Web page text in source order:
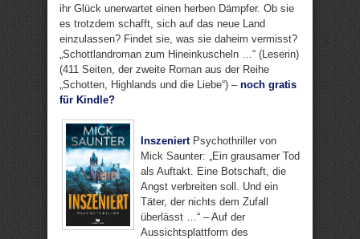
ihr Glück unerwartet einen herben Dämpfer. Ob sie
es trotzdem schafft, sich auf das neue Land
einzulassen? Findet sie, was sie daheim vermisst?
„Schottlandroman zum Hineinkuscheln …“ (Leserin)
(411 Seiten, der zweite Roman aus der Reihe
„Schotten, Highlands und die Liebe“) – noch gratis
für Kindle?
InszeniertPsychothriller von
Mick Saunter: „Ein grausamer Tod
als Auftakt. Eine Botschaft, die
Angst verbreiten soll. Und ein
Täter, der nichts dem Zufall
überlässt …“ – Auf der
Aussichtsplattform des